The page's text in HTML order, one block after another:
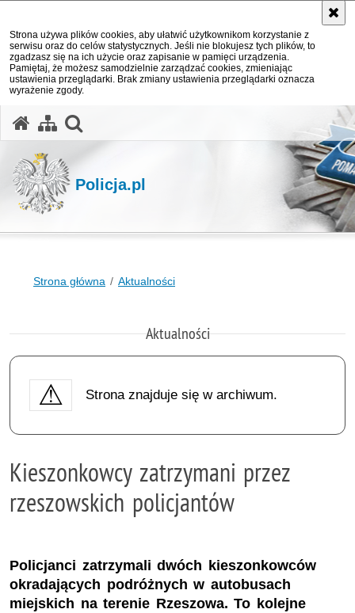
Strona używa plików cookies, aby ułatwić użytkownikom korzystanie z
serwisu oraz do celów statystycznych. Jeśli nie blokujesz tych plików, to
zgadzasz się na ich użycie oraz zapisanie w pamięci urządzenia.
Pamiętaj, że możesz samodzielnie zarządzać cookies, zmieniając
ustawienia przeglądarki. Brak zmiany ustawienia przeglądarki oznacza
wyrażenie zgody.
Policja.pl
Strona główna Aktualności
Aktualności
Strona znajduje się w archiwum.
Kieszonkowcy zatrzymani przez
rzeszowskich policjantów
Policjanci zatrzymali dwóch kieszonkowców
okradających podróżnych w autobusach
miejskich na terenie Rzeszowa. To kolejne